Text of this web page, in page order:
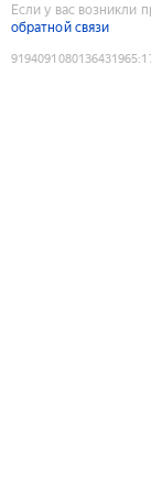
Если у вас возникли
обратной связи
9194091080136431965: